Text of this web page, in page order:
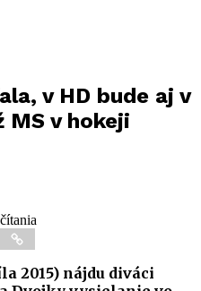
v HD bude aj v
MS v hokeji
2015) nájdu diváci